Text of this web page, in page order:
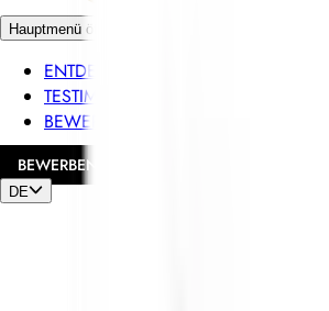
Hauptmenü öffnen
ENTDECKEN SIE RELAIS & CHÂTEAUX
TESTIMONIALS
BEWERBERPROFIL
BEWERBEN
DE